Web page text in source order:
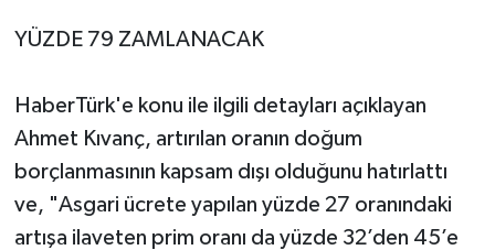
YÜZDE 79 ZAMLANACAK
HaberTürk'e konu ile ilgili detayları açıklayan
Ahmet Kıvanç, artırılan oranın doğum
borçlanmasının kapsam dışı olduğunu hatırlattı
ve, "Asgari ücrete yapılan yüzde 27 oranındaki
artışa ilaveten prim oranı da yüzde 32’den 45’e